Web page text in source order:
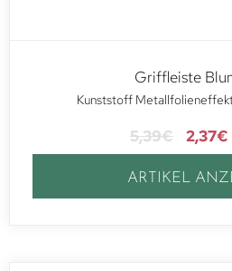
Griffleiste
Kunststoff
5,39€ 2,37€
ARTIKEL